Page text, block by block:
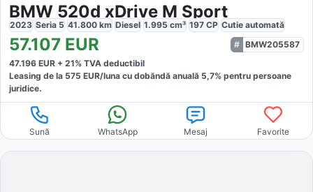
BMW 520d xDrive M Sport
2023 Seria 5 41.800 km Diesel 1.995 cm³ 197 CP Cutie automată
57.107 EUR
BMW205587
47.196 EUR + 21% TVA deductibil
Leasing de la 575 EUR/luna cu dobăndă anuală 5,7% pentru persoane
juridice.
Sună WhatsApp Mesaj Favorite